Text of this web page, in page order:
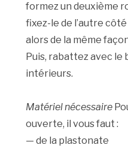
formez un deuxième
fixez-le de l’autre
alors de la même
Puis, rabattez avec
intérieurs.
Matériel nécessaire
ouverte, il vous faut :
— de la plastonate